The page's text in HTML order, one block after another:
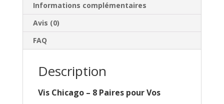
Informations complémentaires
Avis (0)
FAQ
Description
Vis Chicago – 8 Paires pour Vos